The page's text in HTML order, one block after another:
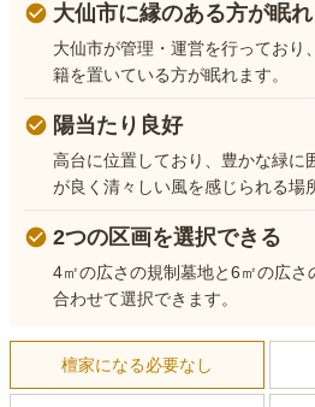
大仙市に縁のある方が眠
大仙市が管理・運営を行っており
籍を置いている方が眠れます。
陽当たり良好
高台に位置しており、豊かな緑に
が良く清々しい風を感じられる場
2つの区画を選択できる
4㎡の広さの規制墓地と6㎡の広さ
合わせて選択できます。
檀家になる必要なし